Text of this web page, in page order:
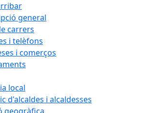
general
carrers
i telèfons
i comerços
local
d'alcaldes i alcaldesses